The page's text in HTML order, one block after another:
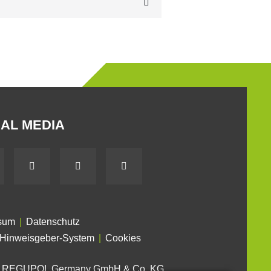
MEDIA
Datenschutz
System
Cookies
Germany GmbH & Co. KG